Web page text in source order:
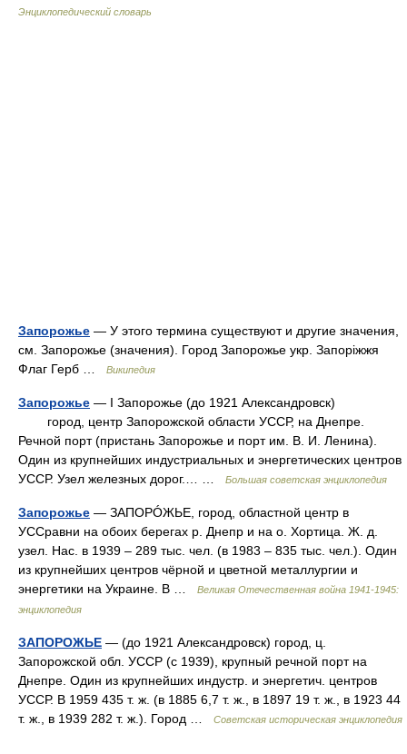
Энциклопедический словарь
Запорожье — У этого термина существуют и другие значения,
см. Запорожье (значения). Город Запорожье укр. Запоріжжя
Флаг Герб …
Википедия
Запорожье — I Запорожье (до 1921 Александровск)
город, центр Запорожской области УССР, на Днепре.
Речной порт (пристань Запорожье и порт им. В. И. Ленина).
Один из крупнейших индустриальных и энергетических центров
УССР. Узел железных дорог.… …
Большая советская энциклопедия
Запорожье — ЗАПОРÓЖЬЕ, город, областной центр в
УССравни на обоих берегах р. Днепр и на о. Хортица. Ж. д.
узел. Нас. в 1939 – 289 тыс. чел. (в 1983 – 835 тыс. чел.). Один
из крупнейших центров чёрной и цветной металлургии и
энергетики на Украине. В …
Великая Отечественная война 1941-1945:
энциклопедия
ЗАПОРОЖЬЕ — (до 1921 Александровск) город, ц.
Запорожской обл. УССР (с 1939), крупный речной порт на
Днепре. Один из крупнейших индустр. и энергетич. центров
УССР. В 1959 435 т. ж. (в 1885 6,7 т. ж., в 1897 19 т. ж., в 1923 44
т. ж., в 1939 282 т. ж.). Город …
Советская историческая энциклопедия